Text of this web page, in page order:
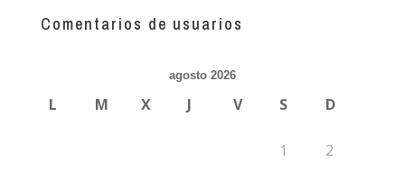
guías
Comentarios de usuarios
agosto 2026
L M X J V S D
1 2